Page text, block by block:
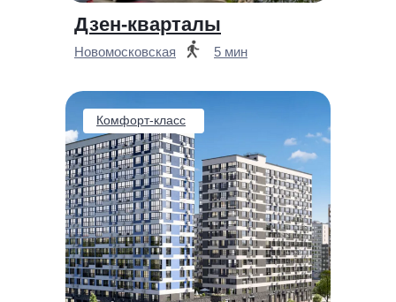
Комфорт-класс
Дзен-кварталы
Новомосковская 5 мин